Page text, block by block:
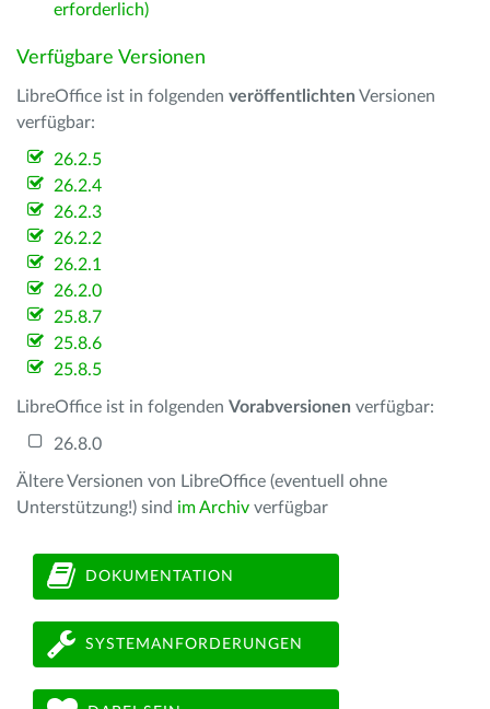
erforderlich)
Verfügbare Versionen
LibreOffice ist in folgenden veröffentlichten Versionen
verfügbar:
26.2.5
26.2.4
26.2.3
26.2.2
26.2.1
26.2.0
25.8.7
25.8.6
25.8.5
LibreOffice ist in folgenden Vorabversionen verfügbar:
26.8.0
Ältere Versionen von LibreOffice (eventuell ohne
Unterstützung!) sind im Archiv verfügbar
DOKUMENTATION
SYSTEMANFORDERUNGEN